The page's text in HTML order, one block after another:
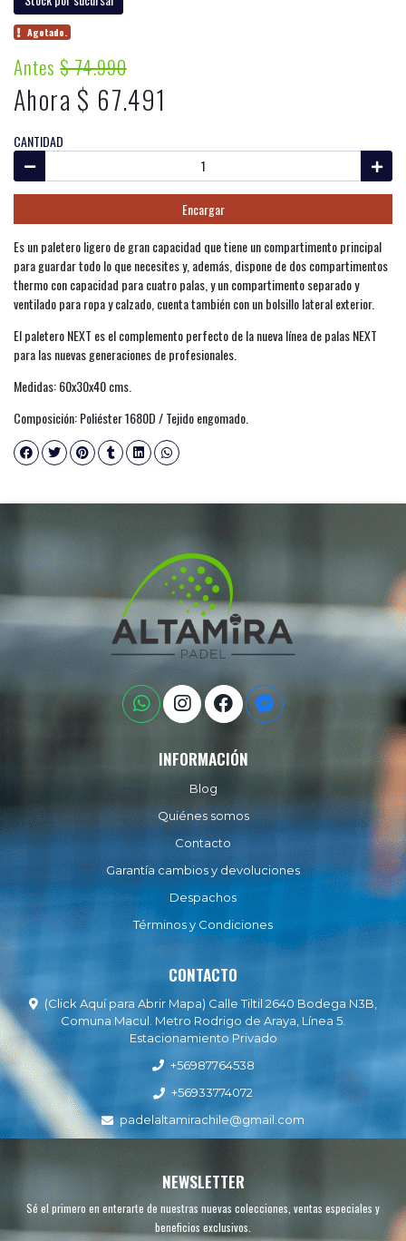
Agotado.
Antes$ 74.990
Ahora $ 67.491
CANTIDAD
Encargar
Es un paletero ligero de gran capacidad que tiene un compartimento principal
para guardar todo lo que necesites y, además, dispone de dos compartimentos
thermo con capacidad para cuatro palas, y un compartimento separado y
ventilado para ropa y calzado, cuenta también con un bolsillo lateral exterior.
El paletero NEXT es el complemento perfecto de la nueva línea de palas NEXT
para las nuevas generaciones de profesionales.
Medidas: 60x30x40 cms.
Composición: Poliéster 1680D / Tejido engomado.
INFORMACIÓN
Blog
Quiénes somos
Contacto
Garantía cambios y devoluciones
Despachos
Términos y Condiciones
CONTACTO
(Click Aquí para Abrir Mapa) Calle Tiltil 2640 Bodega N3B,
Comuna Macul. Metro Rodrigo de Araya, Línea 5.
Estacionamiento Privado
+56987764538
+56933774072
padelaltamirachile@gmail.com
NEWSLETTER
Sé el primero en enterarte de nuestras nuevas colecciones, ventas especiales y
beneficios exclusivos.